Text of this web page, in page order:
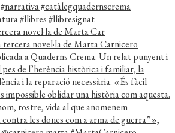
novel·la de Marta Car